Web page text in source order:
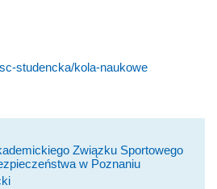
studencka/kola-naukowe
Związku Sportowego
w Poznaniu